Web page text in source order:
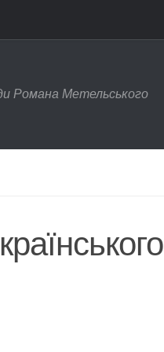
Романа Метельського